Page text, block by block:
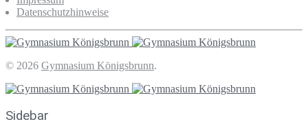
Datenschutzhinweise
© 2026 Gymnasium Königsbrunn.
Sidebar